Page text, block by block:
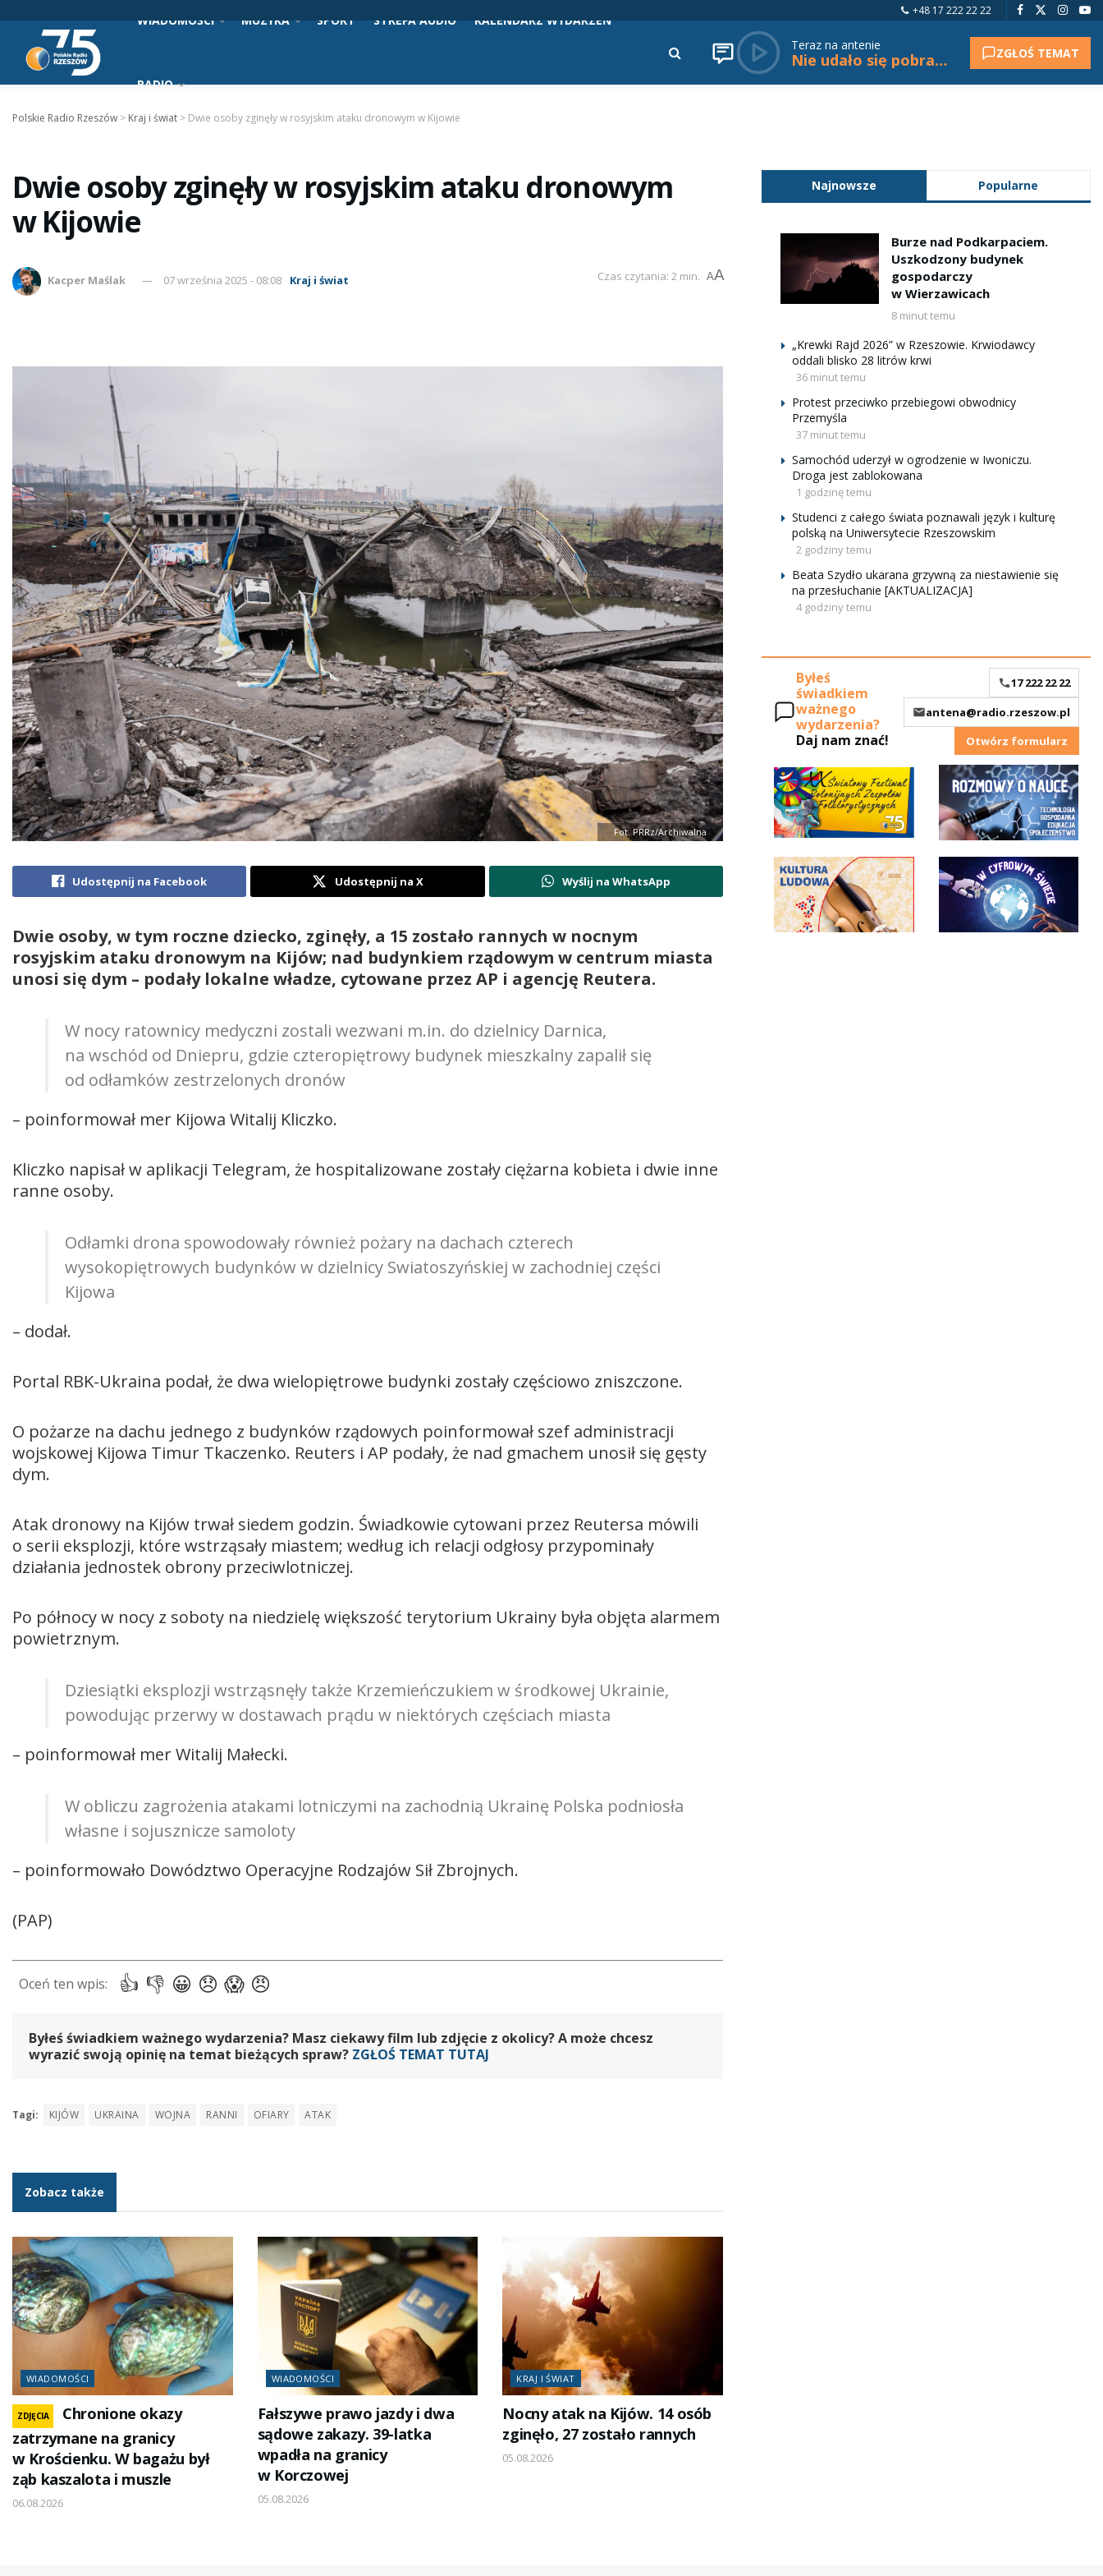
+48 17 222 22 22
WIADOMOŚCI MUZYKA SPORT STREFA AUDIO KALENDARZ WYDARZEŃ
RADIO
Teraz na antenie
Nie udało się pobrać tytułu. ZGŁOŚ TEMAT
Polskie Radio Rzeszów > Kraj i świat > Dwie osoby zginęły w rosyjskim ataku dronowym w Kijowie
Dwie osoby zginęły w rosyjskim ataku dronowym
w Kijowie
Kacper Maślak 07 września 2025 - 08:08 Kraj i świat Czas czytania: 2 min. AA
Fot. PRRz/Archiwalna
Udostępnij na Facebook Udostępnij na X Wyślij na WhatsApp
Dwie osoby, w tym roczne dziecko, zginęły, a 15 zostało rannych w nocnym
rosyjskim ataku dronowym na Kijów; nad budynkiem rządowym w centrum miasta
unosi się dym – podały lokalne władze, cytowane przez AP i agencję Reutera.
W nocy ratownicy medyczni zostali wezwani m.in. do dzielnicy Darnica,
na wschód od Dniepru, gdzie czteropiętrowy budynek mieszkalny zapalił się
od odłamków zestrzelonych dronów
– poinformował mer Kijowa Witalij Kliczko.
Kliczko napisał w aplikacji Telegram, że hospitalizowane zostały ciężarna kobieta i dwie inne
ranne osoby.
Odłamki drona spowodowały również pożary na dachach czterech
wysokopiętrowych budynków w dzielnicy Swiatoszyńskiej w zachodniej części
Kijowa
– dodał.
Portal RBK-Ukraina podał, że dwa wielopiętrowe budynki zostały częściowo zniszczone.
O pożarze na dachu jednego z budynków rządowych poinformował szef administracji
wojskowej Kijowa Timur Tkaczenko. Reuters i AP podały, że nad gmachem unosił się gęsty
dym.
Atak dronowy na Kijów trwał siedem godzin. Świadkowie cytowani przez Reutersa mówili
o serii eksplozji, które wstrząsały miastem; według ich relacji odgłosy przypominały
działania jednostek obrony przeciwlotniczej.
Po północy w nocy z soboty na niedzielę większość terytorium Ukrainy była objęta alarmem
powietrznym.
Dziesiątki eksplozji wstrząsnęły także Krzemieńczukiem w środkowej Ukrainie,
powodując przerwy w dostawach prądu w niektórych częściach miasta
– poinformował mer Witalij Małecki.
W obliczu zagrożenia atakami lotniczymi na zachodnią Ukrainę Polska podniosła
własne i sojusznicze samoloty
– poinformowało Dowództwo Operacyjne Rodzajów Sił Zbrojnych.
(PAP)
Byłeś świadkiem ważnego wydarzenia? Masz ciekawy film lub zdjęcie z okolicy? A może chcesz
wyrazić swoją opinię na temat bieżących spraw? ZGŁOŚ TEMAT TUTAJ
Tagi: KIJÓW UKRAINA WOJNA RANNI OFIARY ATAK
Zobacz także
WIADOMOŚCI
ZDJĘCIA
Chronione okazy
zatrzymane na granicy
w Krościenku. W bagażu był
ząb kaszalota i muszle
06.08.2026
WIADOMOŚCI
Fałszywe prawo jazdy i dwa
sądowe zakazy. 39-latka
wpadła na granicy
w Korczowej
05.08.2026
KRAJ I ŚWIAT
Nocny atak na Kijów. 14 osób
zginęło, 27 zostało rannych
05.08.2026
Najnowsze Popularne
Burze nad Podkarpaciem.
Uszkodzony budynek
gospodarczy
w Wierzawicach
8 minut temu
„Krewki Rajd 2026” w Rzeszowie. Krwiodawcy
oddali blisko 28 litrów krwi
36 minut temu
Protest przeciwko przebiegowi obwodnicy
Przemyśla
37 minut temu
Samochód uderzył w ogrodzenie w Iwoniczu.
Droga jest zablokowana
1 godzinę temu
Studenci z całego świata poznawali język i kulturę
polską na Uniwersytecie Rzeszowskim
2 godziny temu
Beata Szydło ukarana grzywną za niestawienie się
na przesłuchanie [AKTUALIZACJA]
4 godziny temu
Byłeś
świadkiem
ważnego
wydarzenia?
Daj nam znać!
17 222 22 22
antena@radio.rzeszow.pl
Otwórz formularz